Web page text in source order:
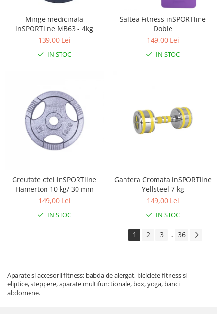
Minge medicinala
inSPORTline MB63 - 4kg
139,00 Lei
IN STOC
Saltea Fitness inSPORTline
Doble
149,00 Lei
IN STOC
Greutate otel inSPORTline
Hamerton 10 kg/ 30 mm
149,00 Lei
IN STOC
Gantera Cromata inSPORTline
Yellsteel 7 kg
149,00 Lei
IN STOC
1 2 3 ... 36
Aparate si accesorii fitness: babda de alergat, biciclete fitness si
eliptice, steppere, aparate multifunctionale, box, yoga, banci
abdomene.